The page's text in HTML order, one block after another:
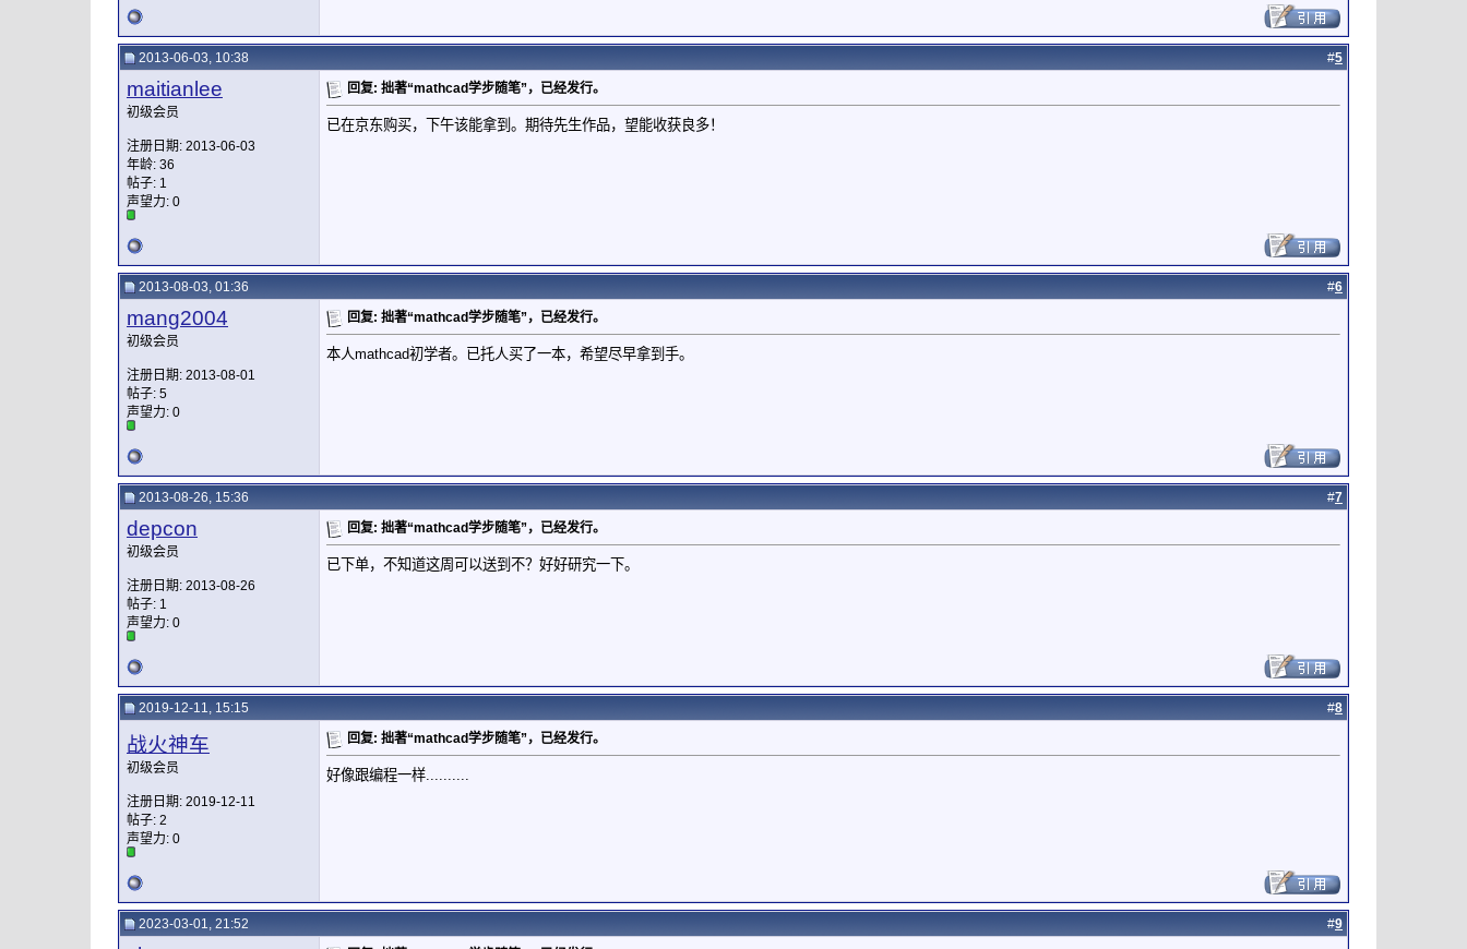
2013-06-03, 10:38 #5
maitianlee
初级会员
注册日期: 2013-06-03
年龄: 36
帖子: 1
声望力: 0
回复: 拙著“mathcad学步随笔”，已经发行。
已在京东购买，下午该能拿到。期待先生作品，望能收获良多！
2013-08-03, 01:36 #6
mang2004
初级会员
注册日期: 2013-08-01
帖子: 5
声望力: 0
回复: 拙著“mathcad学步随笔”，已经发行。
本人mathcad初学者。已托人买了一本，希望尽早拿到手。
2013-08-26, 15:36 #7
depcon
初级会员
注册日期: 2013-08-26
帖子: 1
声望力: 0
回复: 拙著“mathcad学步随笔”，已经发行。
已下单，不知道这周可以送到不？好好研究一下。
2019-12-11, 15:15 #8
战火神车
初级会员
注册日期: 2019-12-11
帖子: 2
声望力: 0
回复: 拙著“mathcad学步随笔”，已经发行。
好像跟编程一样..........
2023-03-01, 21:52 #9